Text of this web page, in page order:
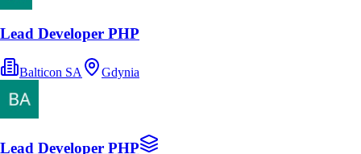
Lead Developer PHP
Balticon SA Gdynia
Lead Developer PHP